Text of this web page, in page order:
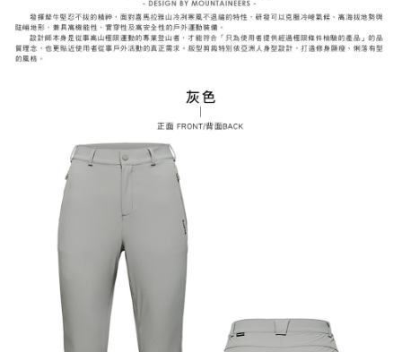
https://aftee.tw/terms/#terms3
３．未成年的使用者請事先徵得法定代理人或監護人之同意方可使用
「AFTEE先享後付」，若未經同意申辦者引起之損失，本公司不負相關責
任。
時審查核予不同之上限額度；若仍有額度不足之情形，本公司將視審查結果
５．嚴禁一人註冊多個帳號或使用他人資訊註冊。若發現惡意使用之情形，
宅配
每筆NT$70，滿NT$799(含以上)免運費